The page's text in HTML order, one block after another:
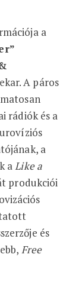
a
A páros
rádiók és a
a
aLike a
produkciói
és
Free